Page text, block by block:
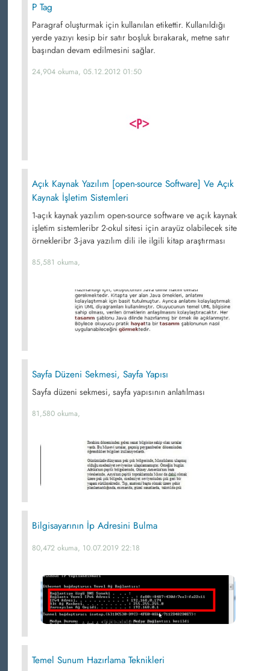
P Tag
Paragraf oluşturmak için kullanılan etikettir. Kullanıldığı
yerde yazıyı kesip bir satır boşluk bırakarak, metne satır
başından devam edilmesini sağlar.
24,904 okuma, 05.12.2012 01:50
Açık Kaynak Yazılım [open-source Software] Ve Açık
Kaynak İşletim Sistemleri
1-açık kaynak yazılım open-source software ve açık kaynak
işletim sistemleribr 2-okul sitesi için arayüz olabilecek site
örnekleribr 3-java yazılım dili ile ilgili kitap araştırması
85,581 okuma,
Sayfa Düzeni Sekmesi, Sayfa Yapısı
Sayfa düzeni sekmesi, sayfa yapısının anlatılması
81,580 okuma,
Bilgisayarının İp Adresini Bulma
80,472 okuma, 10.07.2019 22:18
Temel Sunum Hazırlama Teknikleri